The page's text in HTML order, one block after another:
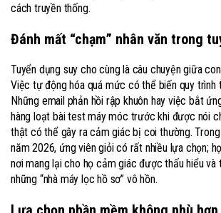
cách truyền thống.
Đánh mất “chạm” nhân văn trong
Tuyển dụng suy cho cùng là câu chuyện giữa
Việc tự động hóa quá mức có thể biến quy trình
Những email phản hồi rập khuôn hay việc bắt
hàng loạt bài test máy móc trước khi được nói
thật có thể gây ra cảm giác bị coi thường.
năm 2026, ứng viên giỏi có rất nhiều lựa chọn;
nơi mang lại cho họ cảm giác được thấu hiểu và
những “nhà máy lọc hồ sơ” vô hồn.